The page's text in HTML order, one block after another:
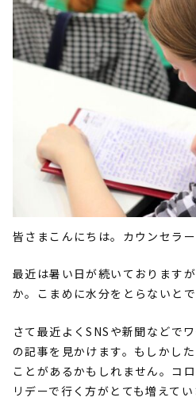
皆さまこんにちは。カウンセラー
最近は暑い日が続いております
か。こまめに水分をとらないとで
さて最近よくSNSや新聞などで
の記事を見かけます。もしかし
ことがあるかもしれません。コ
リデーで行く方がとても増えて